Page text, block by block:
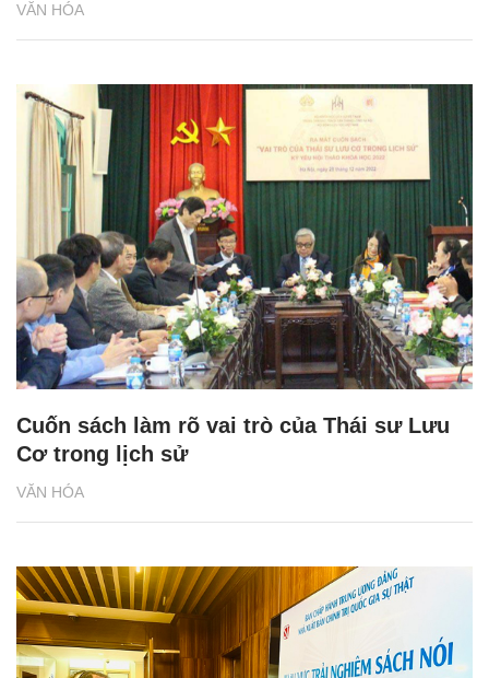
VĂN HÓA
VĂN HÓA
Cuốn sách làm rõ vai trò của Thái sư Lưu
Cơ trong lịch sử